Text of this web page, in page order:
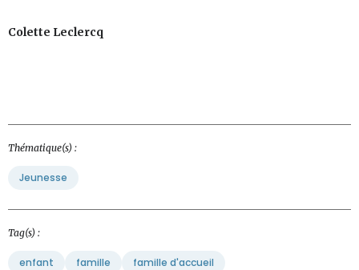
Colette Leclercq
Thématique(s) :
Jeunesse
Tag(s) :
enfant famille famille d'accueil